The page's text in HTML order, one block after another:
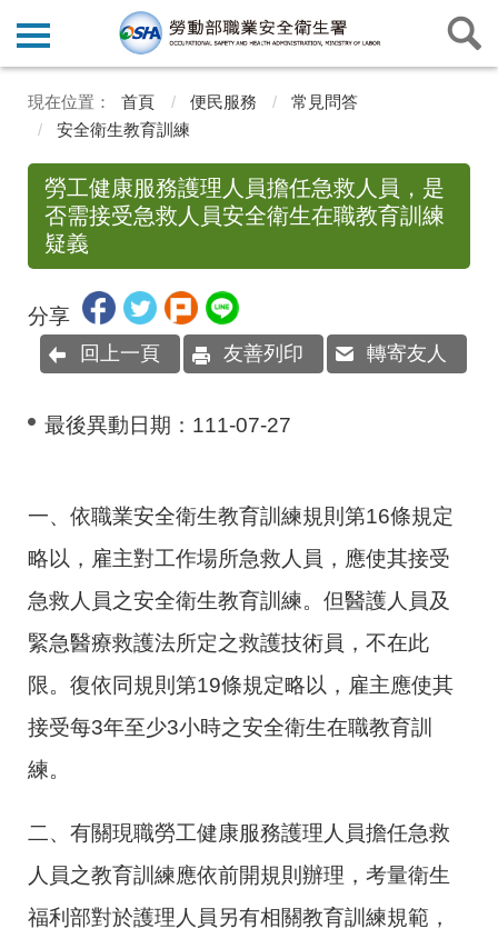
首頁 便民服務
常見問答
安全衛生教育訓練
勞工健康服務護理人員擔任急救人員，是
否需接受急救人員安全衛生在職教育訓練
疑義
分享
回上一頁 友善列印 轉寄友人
最後異動日期： 111-07-27
一、依職業安全衛生教育訓練規則第16條規定
略以，雇主對工作場所急救人員，應使其接受
急救人員之安全衛生教育訓練。但醫護人員及
緊急醫療救護法所定之救護技術員，不在此
限。復依同規則第19條規定略以，雇主應使其
接受每3年至少3小時之安全衛生在職教育訓
練。
二、有關現職勞工健康服務護理人員擔任急救
人員之教育訓練應依前開規則辦理，考量衛生
福利部對於護理人員另有相關教育訓練規範，